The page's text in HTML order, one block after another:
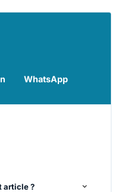
WhatsApp
article ?